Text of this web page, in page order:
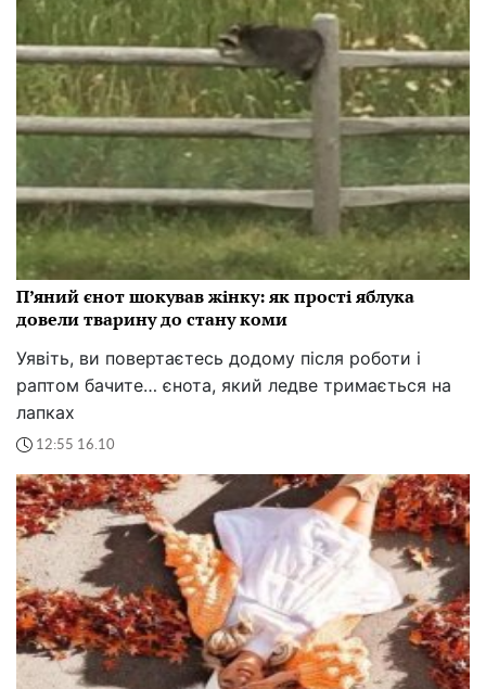
П’яний єнот шокував жінку: як прості яблука
довели тварину до стану коми
Уявіть, ви повертаєтесь додому після роботи і
раптом бачите… єнота, який ледве тримається на
лапках
12:55 16.10